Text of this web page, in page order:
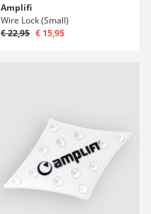
Amplifi
Wire Lock (Small)
€ 22,95 € 15,95